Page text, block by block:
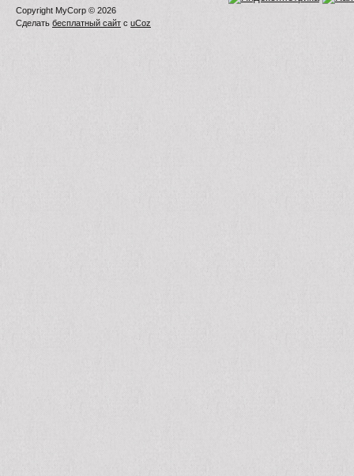
Copyright MyCorp © 2026
Сделать бесплатный сайт с uCoz